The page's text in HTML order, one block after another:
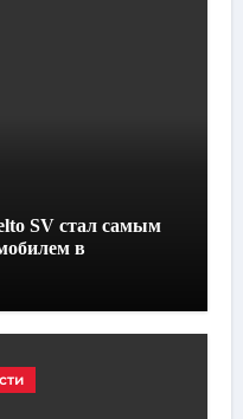
SV стал самым
в